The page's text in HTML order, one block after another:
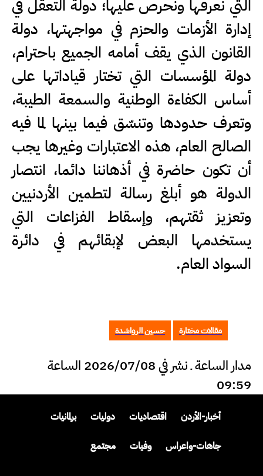
التي نعرفها ونحرص عليها؛ دولة التعقل في
إدارة الأزمات والحزم في مواجهتها، دولة
القانون الذي يقف أمامه الجميع باحترام،
دولة المؤسسات التي تختار قياداتها على
أساس الكفاءة الوطنية والسمعة الطيبة،
وتعرف حدودها وتنسّق فيما بينها لما فيه
الصالح العام، هذه الاعتبارات وغيرها يجب
أن تكون حاضرة في أذهاننا دائما، انتصار
الدولة هو أبلغ رسالة لتطمين الأردنيين
وتعزيز ثقتهم، وإسقاط الفزاعات التي
يستخدمها البعض لإبقائهم في دائرة
السواد العام.
مقالات مختارة حسين الرواشدة
مدار الساعة ـ نشر في 2026/07/08 الساعة
09:59
أخبار-الأردن اقتصاديات دوليات برلمانيات
جاهات-واعراس وفيات مجتمع